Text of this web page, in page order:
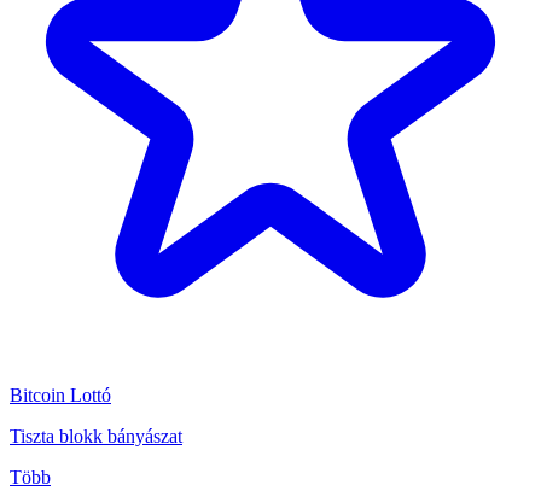
Bitcoin Lottó
Tiszta blokk bányászat
Több